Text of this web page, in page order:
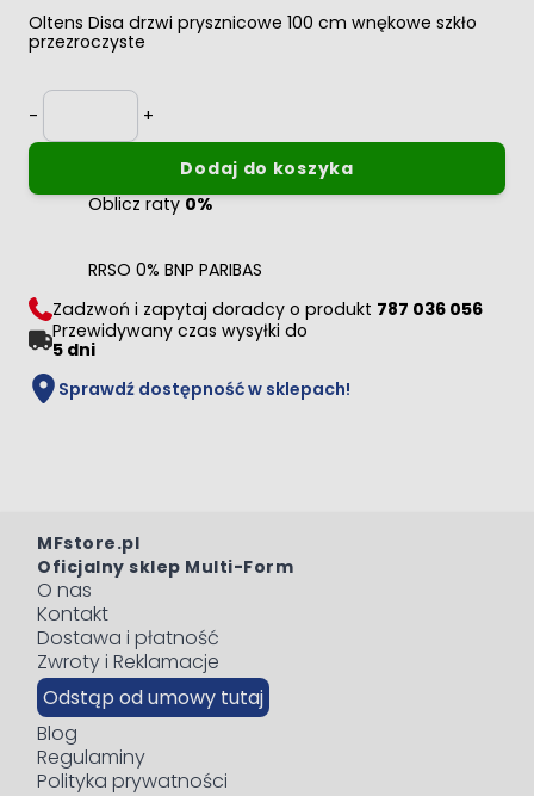
Oltens Disa drzwi prysznicowe 100 cm wnękowe szkło
przezroczyste
-
Ilość
+
Dodaj do koszyka
Oblicz raty0%
RRSO 0% BNP PARIBAS
Zadzwoń i zapytaj doradcy o produkt 787 036 056
Przewidywany czas wysyłki do
5 dni
Sprawdź dostępność w sklepach!
MFstore.pl
Oficjalny sklep Multi-Form
O nas
Kontakt
Dostawa i płatność
Zwroty i Reklamacje
Odstąp od umowy tutaj
Blog
Regulaminy
Polityka prywatności